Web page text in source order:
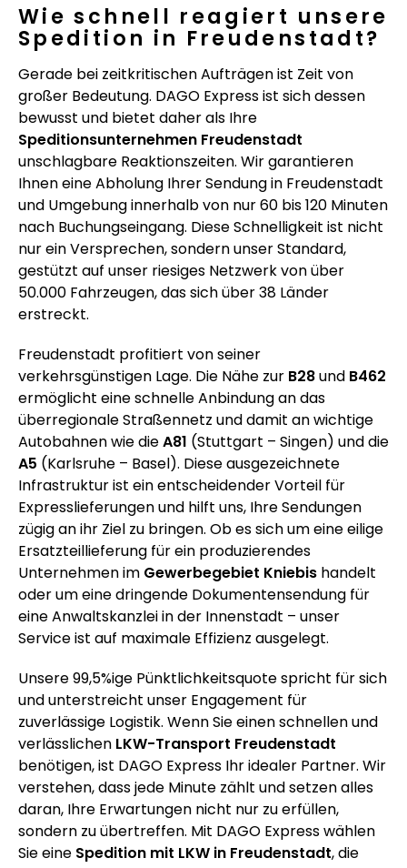
Wie schnell reagiert unsere
Spedition in Freudenstadt?
Gerade bei zeitkritischen Aufträgen ist Zeit von
großer Bedeutung. DAGO Express ist sich dessen
bewusst und bietet daher als Ihre
Speditionsunternehmen Freudenstadt
unschlagbare Reaktionszeiten. Wir garantieren
Ihnen eine Abholung Ihrer Sendung in Freudenstadt
und Umgebung innerhalb von nur 60 bis 120 Minuten
nach Buchungseingang. Diese Schnelligkeit ist nicht
nur ein Versprechen, sondern unser Standard,
gestützt auf unser riesiges Netzwerk von über
50.000 Fahrzeugen, das sich über 38 Länder
erstreckt.
Freudenstadt profitiert von seiner
verkehrsgünstigen Lage. Die Nähe zur B28und B462
ermöglicht eine schnelle Anbindung an das
überregionale Straßennetz und damit an wichtige
Autobahnen wie dieA81 (Stuttgart – Singen) und die
A5 (Karlsruhe – Basel). Diese ausgezeichnete
Infrastruktur ist ein entscheidender Vorteil für
Expresslieferungen und hilft uns, Ihre Sendungen
zügig an ihr Ziel zu bringen. Ob es sich um eine eilige
Ersatzteillieferung für ein produzierendes
Unternehmen im Gewerbegebiet Kniebis handelt
oder um eine dringende Dokumentensendung für
eine Anwaltskanzlei in der Innenstadt – unser
Service ist auf maximale Effizienz ausgelegt.
Unsere 99,5%ige Pünktlichkeitsquote spricht für sich
und unterstreicht unser Engagement für
zuverlässige Logistik. Wenn Sie einen schnellen und
verlässlichen LKW-Transport Freudenstadt
benötigen, ist DAGO Express Ihr idealer Partner. Wir
verstehen, dass jede Minute zählt und setzen alles
daran, Ihre Erwartungen nicht nur zu erfüllen,
sondern zu übertreffen. Mit DAGO Express wählen
Sie eine Spedition mit LKW in Freudenstadt, die